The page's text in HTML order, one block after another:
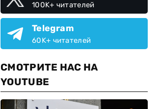
100K+ читателей
Telegram
60K+ читателей
СМОТРИТЕ НАС НА
YOUTUBE